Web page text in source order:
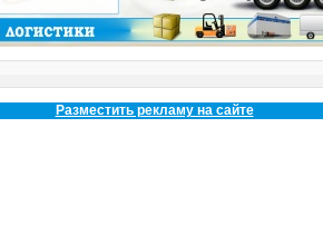
Разместить рекламу на сайте